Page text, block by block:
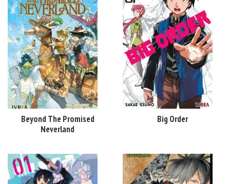
Beyond The Promised
Neverland
Big Order